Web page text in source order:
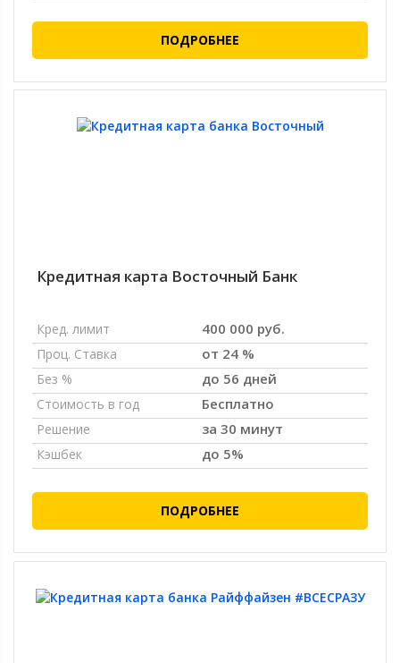
ПОДРОБНЕЕ
Кредитная карта Восточный Банк
Кред. лимит 400 000 руб.
Проц. Ставка от 24 %
Без % до 56 дней
Стоимость в год Бесплатно
Решение за 30 минут
Кэшбек до 5%
ПОДРОБНЕЕ